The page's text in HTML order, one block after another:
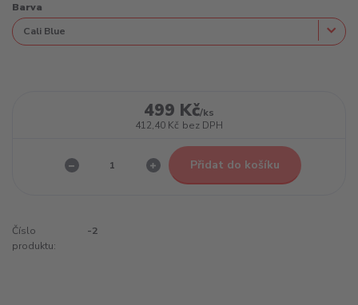
Barva
499 Kč/ks
412,40 Kč bez DPH
Přidat do košíku
Číslo
produktu:
-2